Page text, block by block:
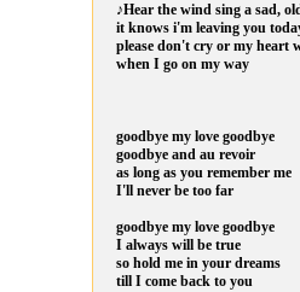
♪Hear the wind sing a sad,
it knows i'm leaving you
please don't cry or my heart
when I go on my way
goodbye my love goodbye
goodbye and au revoir
as long as you remember me
I'll never be too far
goodbye my love goodbye
I always will be true
so hold me in your dreams
till I come back to you